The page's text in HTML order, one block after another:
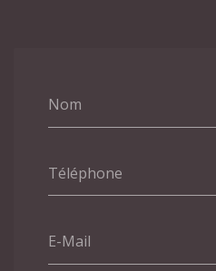
Nom
Téléphone
E-Mail